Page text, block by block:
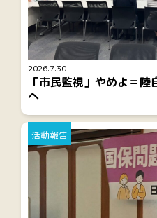
2026.7.30
「市民監視」やめよ＝
へ
活動報告